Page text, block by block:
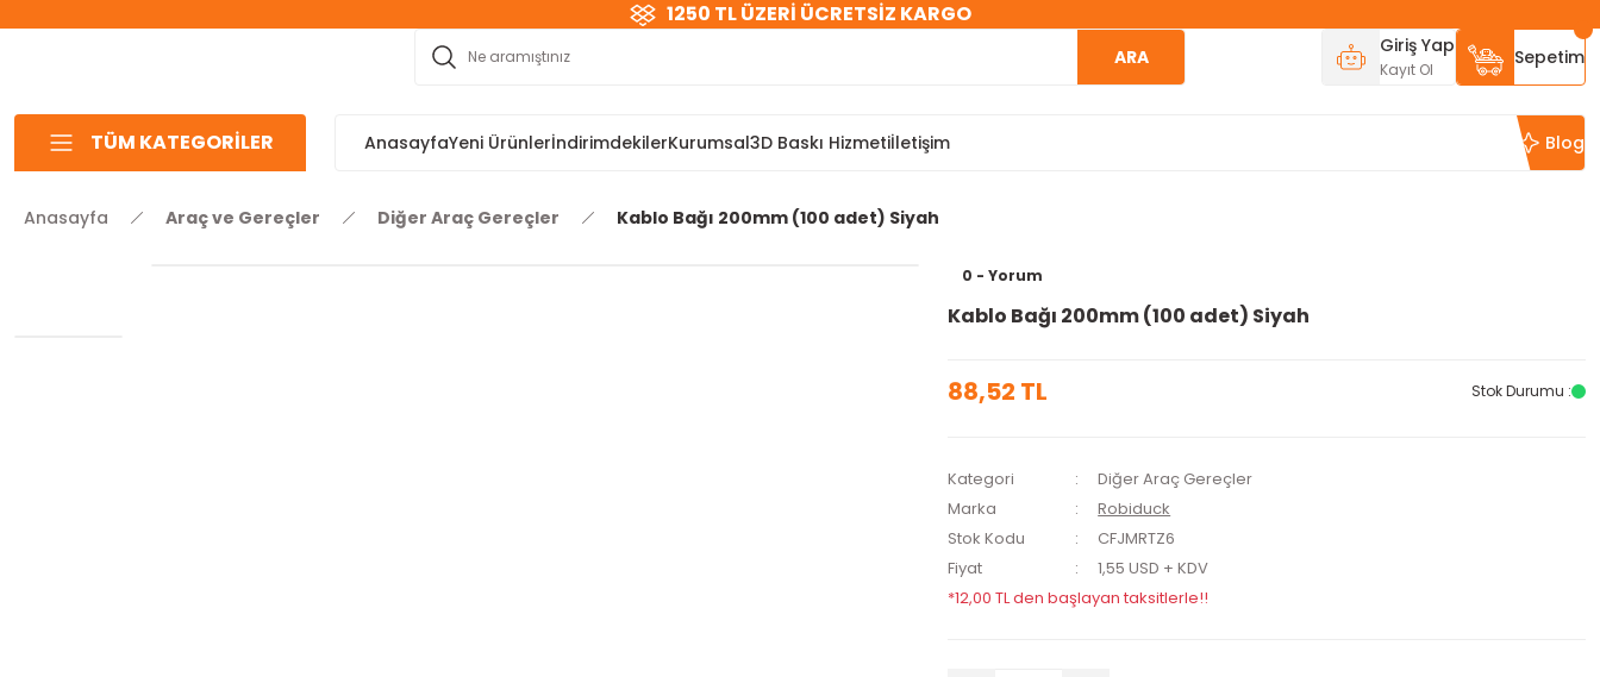
1250 TL ÜZERİ ÜCRETSİZ KARGO
ARA Giriş Yap
Kayıt Ol
Sepetim
TÜM KATEGORİLER AnasayfaYeni ÜrünlerİndirimdekilerKurumsal3D Baskı Hizmetiİletişim Blog
Anasayfa Araç ve Gereçler Diğer Araç Gereçler Kablo Bağı 200mm (100 adet) Siyah
0 - Yorum
Kablo Bağı 200mm (100 adet) Siyah
88,52 TL Stok Durumu :
Kategori
Diğer Araç Gereçler
Marka
Robiduck
Stok Kodu
CFJMRTZ6
Fiyat
1,55 USD + KDV
*12,00 TL den başlayan taksitlerle!!